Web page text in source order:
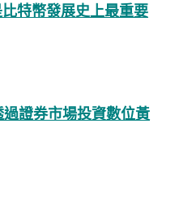
特幣發展史上最重要
證券市場投資數位黃